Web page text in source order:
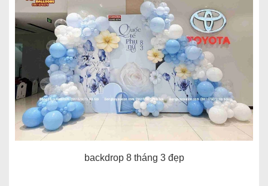
backdrop 8 tháng 3 đẹp